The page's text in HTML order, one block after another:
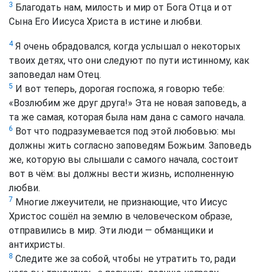
3 Благодать нам, милость и мир от Бога Отца и от
Сына Его Иисуса Христа в истине и любви.
4Я очень обрадовался, когда услышал о некоторых
твоих детях, что они следуют по пути истинному, как
заповедал нам Отец.
5 И вот теперь, дорогая госпожа, я говорю тебе:
«Возлюбим же друг друга!» Эта не новая заповедь, а
та же самая, которая была нам дана с самого начала.
6 Вот что подразумевается под этой любовью: мы
должны жить согласно заповедям Божьим. Заповедь
же, которую вы слышали с самого начала, состоит
вот в чём: вы должны вести жизнь, исполненную
любви.
7 Многие лжеучители, не признающие, что Иисус
Христос сошёл на землю в человеческом образе,
отправились в мир. Эти люди — обманщики и
антихристы.
8 Следите же за собой, чтобы не утратить то, ради